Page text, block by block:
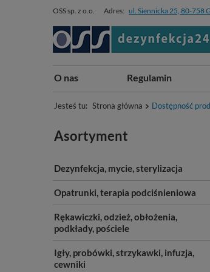
OSS sp. z o.o. Adres: ul. Siennicka 25, 80-758
O nas Regulamin
Jesteś tu: Strona główna Dostępność
Asortyment
Dezynfekcja, mycie, sterylizacja
Opatrunki, terapia podciśnieniowa
Rękawiczki, odzież, obłożenia,
podkłady, pościele
Igły, probówki, strzykawki, infuzja,
cewniki